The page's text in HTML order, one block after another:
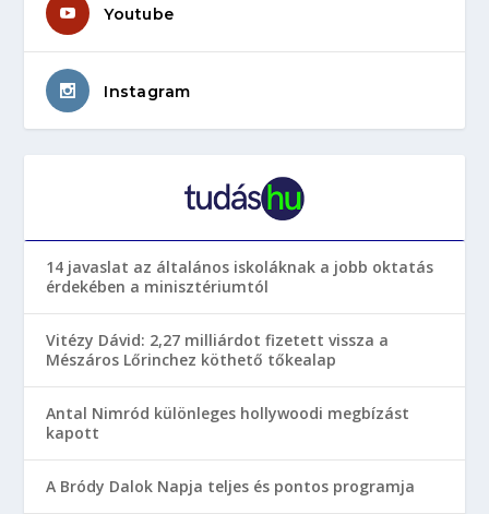
Youtube
Instagram
14 javaslat az általános iskoláknak a jobb oktatás
érdekében a minisztériumtól
Vitézy Dávid: 2,27 milliárdot fizetett vissza a
Mészáros Lőrinchez köthető tőkealap
Antal Nimród különleges hollywoodi megbízást
kapott
A Bródy Dalok Napja teljes és pontos programja